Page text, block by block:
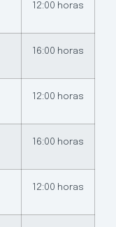
12:00 horas
16:00 horas
12:00 horas
16:00 horas
12:00 horas